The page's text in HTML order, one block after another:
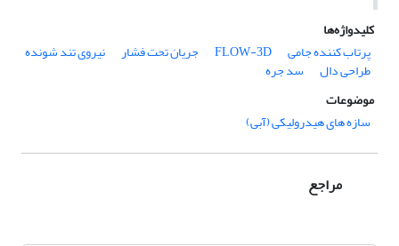
کلیدواژه‌ها
پرتاب کننده جامی
FLOW-3D جریان تحت فشار نیروی تند شونده
طراحی دال
سد جره
موضوعات
سازه­ های هیدرولیکی (آبی)
مراجع